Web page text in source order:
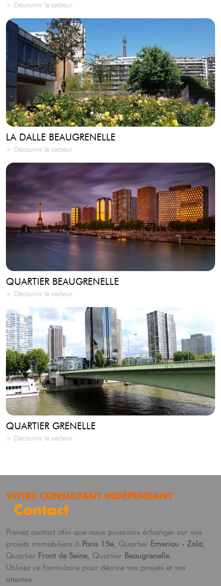
> Découvrir le secteur
LA DALLE BEAUGRENELLE
> Découvrir le secteur
QUARTIER BEAUGRENELLE
> Découvrir le secteur
QUARTIER GRENELLE
> Découvrir le secteur
VOTRE CONSULTANT INDÉPENDANT
Contact
Prenez contact afin que nous puissions échanger sur vos
projets immobiliers à Paris 15e, Quartier Emeriau - Zola,
Quartier Front de Seine, Quartier Beaugrenelle.
Utilisez ce formulaire pour décrire vos projets et vos
attentes.